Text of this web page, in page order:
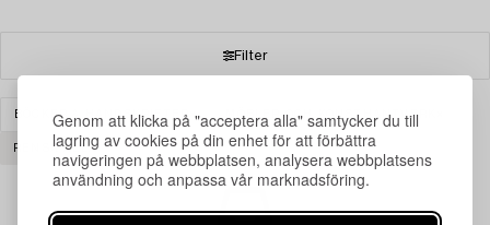
Genom att klicka på "acceptera alla" samtycker du till
lagring av cookies på din enhet för att förbättra
navigeringen på webbplatsen, analysera webbplatsens
användning och anpassa vår marknadsföring.
Filter
BÖCKER & HANDSKRIFTER MÖBLER OCH KONSTHANTVERK
RENSA ALLA